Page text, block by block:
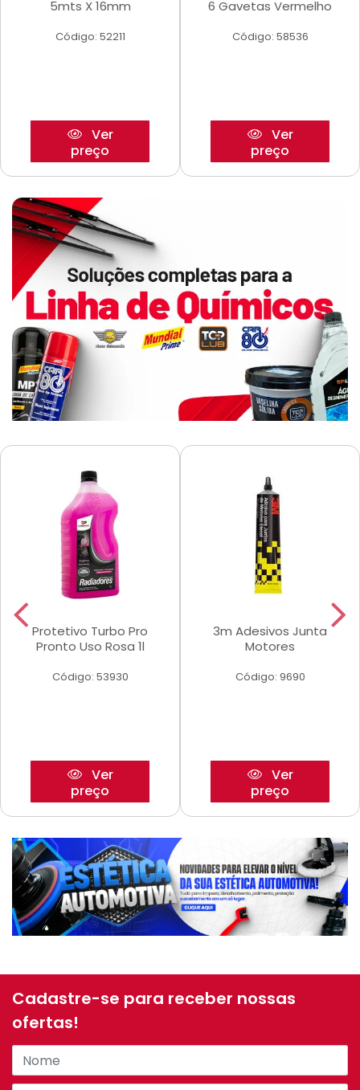
5mts X 16mm
Código: 52211
Ver
preço
6 Gavetas Vermelho
Código: 58536
Ver
preço
Protetivo Turbo Pro
Pronto Uso Rosa 1l
Código: 53930
Ver
preço
3m Adesivos Junta
Motores
Código: 9690
Ver
preço
Cadastre-se para receber nossas
ofertas!